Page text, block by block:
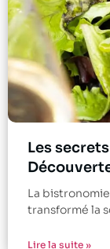
Les
La
transformé la
Lire la suite »